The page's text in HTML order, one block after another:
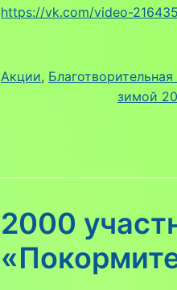
https://vk.com/video-
Акции,
зимой
2000